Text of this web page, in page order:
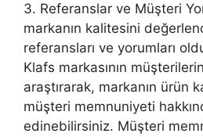
3. Referanslar ve Müşteri
markanın kalitesini
referansları ve yorumları
Klafs markasının
araştırarak, markanın ürün
müşteri memnuniyeti
edinebilirsiniz. Müşteri